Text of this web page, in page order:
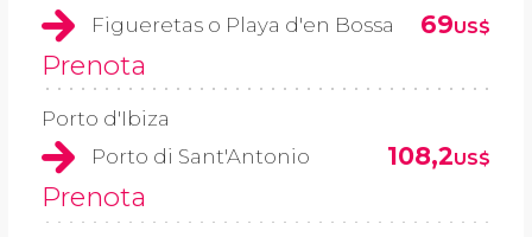
Figueretas o Playa d'en Bossa
69US$
Prenota
Porto d'Ibiza
Porto di Sant'Antonio
108,2US$
Prenota